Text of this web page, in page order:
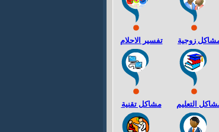
تفسير الاحلام زوجية
مشاكل تقنية التعليم